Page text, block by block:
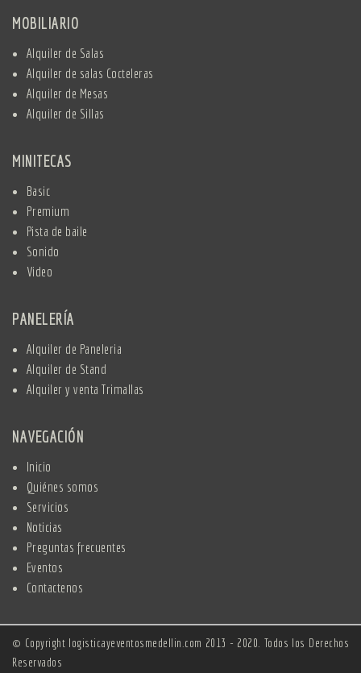
MOBILIARIO
Alquiler de Salas
Alquiler de salas Cocteleras
Alquiler de Mesas
Alquiler de Sillas
MINITECAS
Basic
Premium
Pista de baile
Sonido
Video
PANELERÍA
Alquiler de Paneleria
Alquiler de Stand
Alquiler y venta Trimallas
NAVEGACIÓN
Inicio
Quiénes somos
Servicios
Noticias
Preguntas frecuentes
Eventos
Contactenos
© Copyright logisticayeventosmedellin.com 2013 - 2020. Todos los Derechos
Reservados